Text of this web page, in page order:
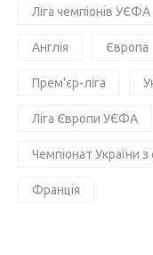
Ліга чемпіонів УЄФА
Англія Європа
Прем'єр-ліга
Ліга Європи УЄФА
Чемпіонат України
Франція